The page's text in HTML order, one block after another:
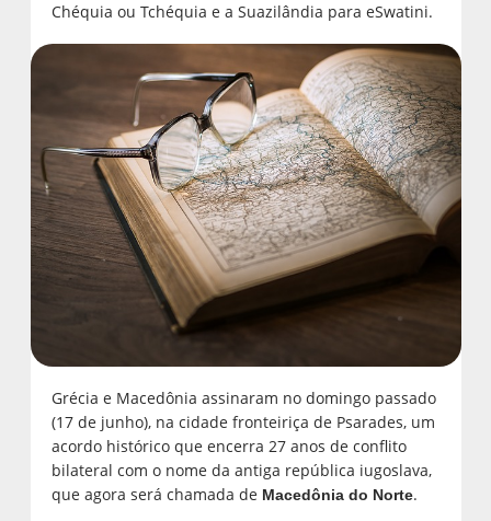
Chéquia ou Tchéquia e a Suazilândia para eSwatini.
Grécia e Macedônia assinaram no domingo passado
(17 de junho), na cidade fronteiriça de Psarades, um
acordo histórico que encerra 27 anos de conflito
bilateral com o nome da antiga república iugoslava,
que agora será chamada de Macedônia do Norte.